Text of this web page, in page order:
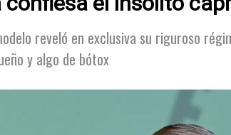
reveló en exclusiva su riguroso
y algo de bótox